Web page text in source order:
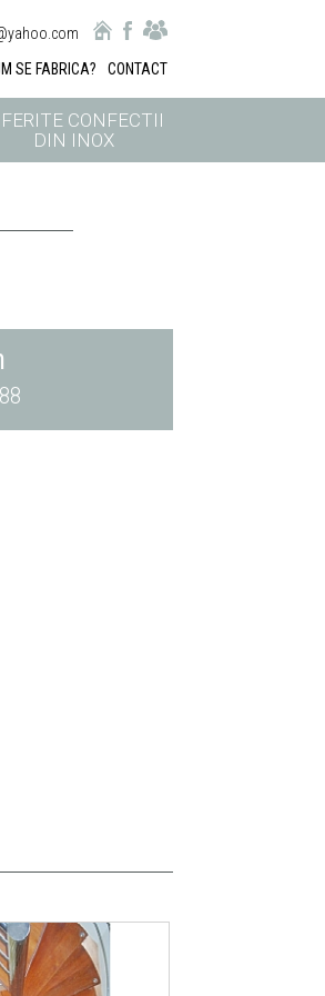
SE FABRICA? CONTACT
CONFECTII
DIN INOX